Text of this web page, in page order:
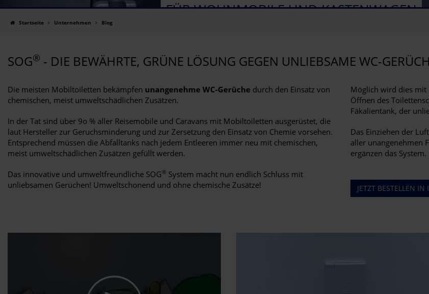
FÜR WOHNMOBILE UND KASTENWAGEN
Startseite Unternehmen Blog
SOG® - DIE BEWÄHRTE, GRÜNE LÖSUNG GEGEN UNLIEBSAME WC-
Die meisten Mobiltoiletten bekämpfen unangenehme WC-Gerüche durch den Einsatz von
chemischen, meist umweltschädlichen Zusätzen.
In der Tat sind über 9o % aller Reisemobile und Caravans mit Mobiltoiletten ausgerüstet, die
laut Hersteller zur Geruchsminderung und zur Zersetzung den Einsatz von Chemie vorsehen.
Entsprechend müssen die Abfalltanks nach jedem Entleeren immer neu mit chemischen,
meist umweltschädlichen Zusätzen gefüllt werden.
Das innovative und umweltfreundliche SOG® System macht nun endlich Schluss mit
unliebsamen Gerüchen! Umweltschonend und ohne chemische Zusätze!
Möglich wird dies mit
Öffnen des
Fäkalientank, der
Das Einziehen der
aller unangenehmen
ergänzen das System.
JETZT BESTELLEN